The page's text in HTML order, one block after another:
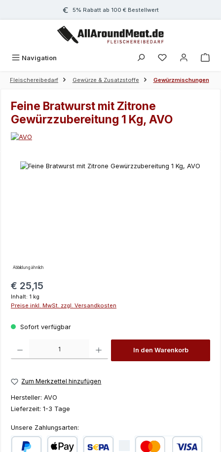
Zum Hauptinhalt springen5% Rabatt ab 100 € Bestellwert
Navigation
Fleischereibedarf Gewürze & Zusatzstoffe Gewürzmischungen
Feine Bratwurst mit Zitrone
Gewürzzubereitung 1 Kg, AVO
Bildergalerie überspringen
Abbildung ähnlich
Regulärer Preis:
€ 25,15
Inhalt: 1 kg
Preise inkl. MwSt. zzgl. Versandkosten
Sofort verfügbar
In den Warenkorb
Zum Merkzettel hinzufügen
Hersteller: AVO
Lieferzeit: 1-3 Tage
Unsere Zahlungsarten: